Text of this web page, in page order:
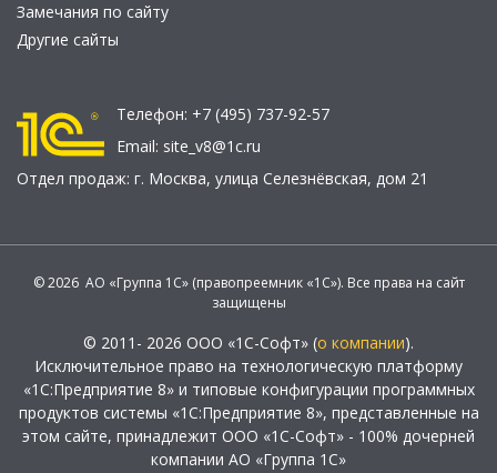
Замечания по сайту
Другие сайты
Телефон: +7 (495) 737-92-57
Email: site_v8@1c.ru
Отдел продаж: г. Москва, улица Селезнёвская, дом 21
© 2026 АО «Группа 1С» (правопреемник «1С»). Все права на сайт
защищены
© 2011- 2026 ООО «1С-Софт» (о компании).
Исключительное право на технологическую платформу
«1С:Предприятие 8» и типовые конфигурации программных
продуктов системы «1С:Предприятие 8», представленные на
этом сайте, принадлежит ООО «1С-Софт» - 100% дочерней
компании АО «Группа 1С»